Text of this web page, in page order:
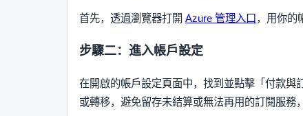
首先，透過瀏覽器打開 Azure 管理入口 ，用你的
步驟二：進入帳戶設定
在開啟的帳戶設定頁面中，找到並點擊「付款與
或轉移，避免留存未結算或無法再用的訂閱服務